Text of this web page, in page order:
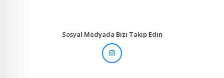
Sosyal Medyada Bizi Takip Edin